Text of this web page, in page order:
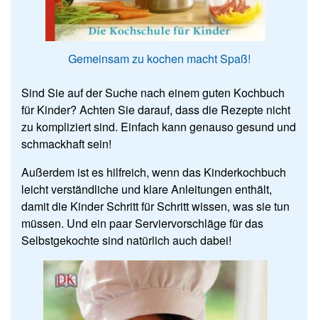
Gemeinsam zu kochen macht Spaß!
Sind Sie auf der Suche nach einem guten Kochbuch
für Kinder? Achten Sie darauf, dass die Rezepte nicht
zu kompliziert sind. Einfach kann genauso gesund und
schmackhaft sein!
Außerdem ist es hilfreich, wenn das Kinderkochbuch
leicht verständliche und klare Anleitungen enthält,
damit die Kinder Schritt für Schritt wissen, was sie tun
müssen. Und ein paar Serviervorschläge für das
Selbstgekochte sind natürlich auch dabei!